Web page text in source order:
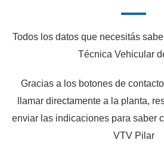
Todos los datos que necesitás
Técnica Vehicular
Gracias a los botones de
llamar directamente a la planta,
enviar las indicaciones para saber
VTV Pilar